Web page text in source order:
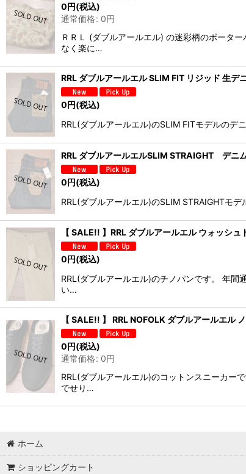
0円(税込)
通常価格: 0円
ＲＲＬ (ダブルアールエル) の迷彩柄のポータ
なく楽に…
RRL ダブルアールエル SLIM FIT リジッド 生デ
0円(税込)
RRL(ダブルアールエル)のSLIM FITモデルのデ
RRL ダブルアールエルSLIM STRAIGHT デニ
0円(税込)
RRL(ダブルアールエル)のSLIM STRAIGHTモ
【 SALE!! 】RRL ダブルアールエル ウォッシ
0円(税込)
RRL(ダブルアールエル)のチノパンです。 年
い…
【 SALE!! 】 RRL NOFOLK ダブルアールエル
0円(税込)
通常価格: 0円
RRL(ダブルアールエル)のコットンスニーカー
でせり…
ホーム
ショッピングカート